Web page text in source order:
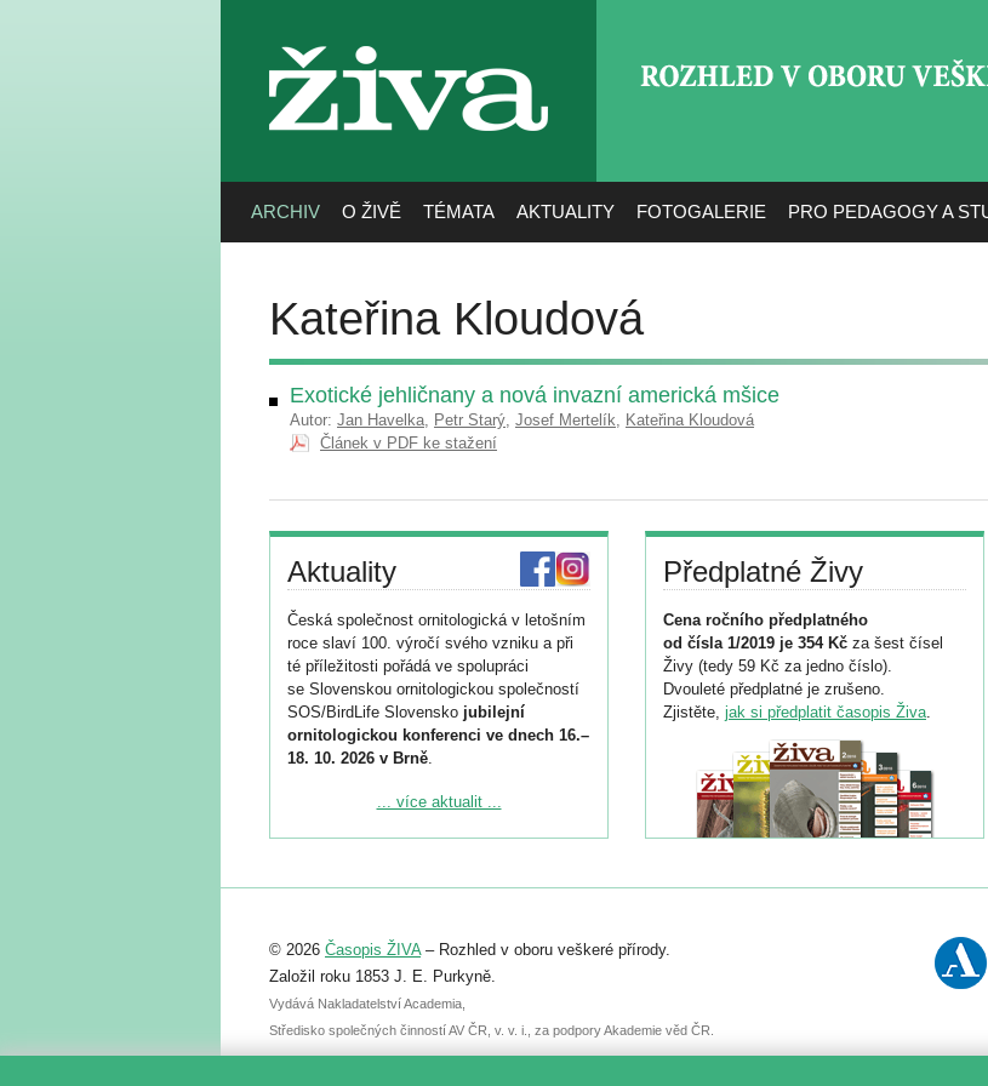
živa
ARCHIV O ŽIVĚ TÉMATA AKTUALITY FOTOGALERIE PRO PEDAGOGY A
Kateřina Kloudová
Exotické jehličnany a nová invazní americká mšice
Autor: Jan Havelka, Petr Starý, Josef Mertelík, Kateřina Kloudová
Článek v PDF ke stažení
Aktuality
Česká společnost ornitologická v letošním
roce slaví 100. výročí svého vzniku a při
té příležitosti pořádá ve spolupráci
se Slovenskou ornitologickou společností
SOS/BirdLife Slovensko jubilejní
ornitologickou konferenci ve dnech 16.–
18. 10. 2026 v Brně.
Podrobnější informace ke konferenci
Registrovat se můžete do 6. září.
abstraktu přihlášené přednášky nebo
posteru je už 30. června.
... více aktualit ...
Předplatné Živy
Cena ročního předplatného
od čísla 1/2019 je 354 Kč za šest čísel
Živy (tedy 59 Kč za jedno číslo).
Dvouleté předplatné je zrušeno.
Zjistěte, jak si předplatit časopis Živa.
© 2026 Časopis ŽIVA– Rozhled v oboru veškeré přírody.
Založil roku 1853 J. E. Purkyně.
Vydává Nakladatelství Academia,
Středisko společných činností AV ČR, v. v. i., za podpory Akademie věd ČR.